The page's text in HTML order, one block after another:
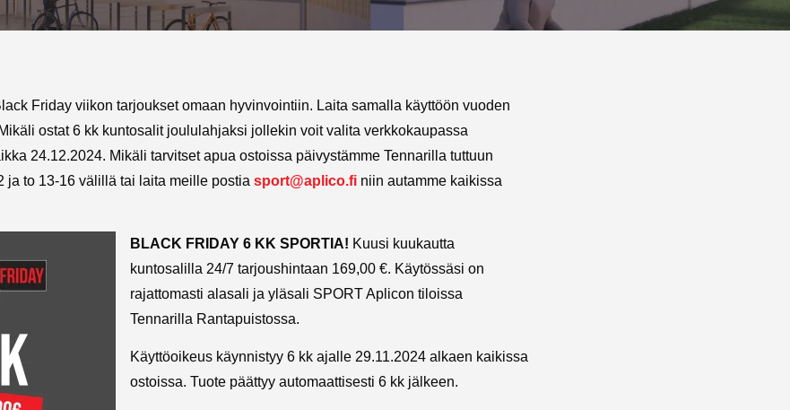
Friday viikon tarjoukset omaan hyvinvointiin. Laita samalla käyttöön vuoden
ostat 6 kk kuntosalit joululahjaksi jollekin voit valita verkkokaupassa
24.12.2024. Mikäli tarvitset apua ostoissa päivystämme Tennarilla tuttuun
ja to 13-16 välillä tai laita meille postia sport@aplico.fi niin autamme kaikissa
BLACK FRIDAY 6 KK SPORTIA! Kuusi kuukautta
kuntosalilla 24/7 tarjoushintaan 169,00 €. Käytössäsi on
rajattomasti alasali ja yläsali SPORT Aplicon tiloissa
Tennarilla Rantapuistossa.
Käyttöoikeus käynnistyy 6 kk ajalle 29.11.2024 alkaen kaikissa
ostoissa. Tuote päättyy automaattisesti 6 kk jälkeen.